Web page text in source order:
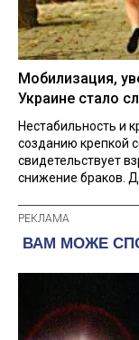
Мобилизация,
Украине стало
Нестабильность и
созданию крепкой
свидетельствует
снижение браков.